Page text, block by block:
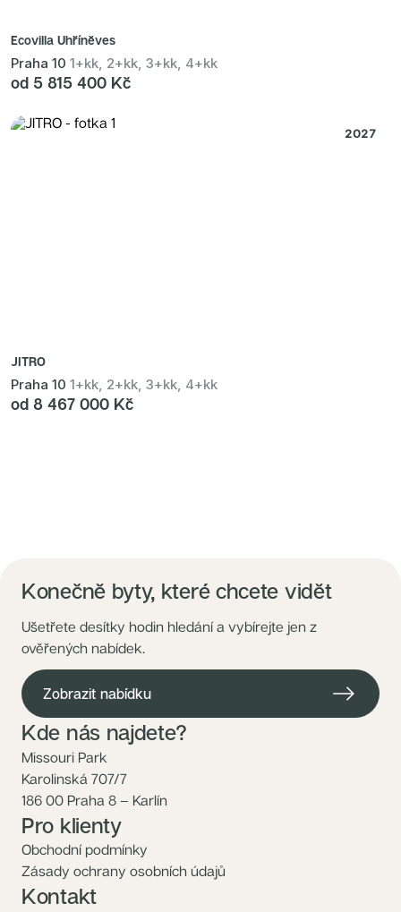
Ecovilla Uhříněves
Praha 10 1+kk, 2+kk, 3+kk, 4+kk
od 5 815 400 Kč
2027
JITRO
Praha 10 1+kk, 2+kk, 3+kk, 4+kk
od 8 467 000 Kč
Konečně byty, které chcete vidět
Ušetřete desítky hodin hledání a vybírejte jen z
ověřených nabídek.
Zobrazit nabídku
Kde nás najdete?
Missouri Park
Karolinská 707/7
186 00 Praha 8 – Karlín
Pro klienty
Obchodní podmínky
Zásady ochrany osobních údajů
Kontakt